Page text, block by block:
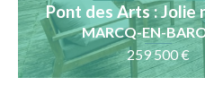
Pont des Arts : Jolie
chambres avec
MARCQ-EN-
259 500 €